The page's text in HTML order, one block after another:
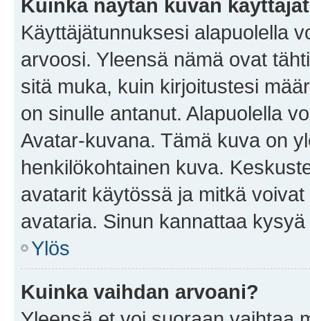
Kuinka näytän kuvan
Käyttäjätunnuksesi alapuolella
arvoosi. Yleensä nämä ovat
sitä muka, kuin kirjoitustesi
on sinulle antanut. Alapuolella
Avatar-kuvana. Tämä kuva on
henkilökohtainen kuva.
avatarit käytössä ja mitkä
avataria. Sinun kannattaa
Ylös
Kuinka vaihdan arvoani?